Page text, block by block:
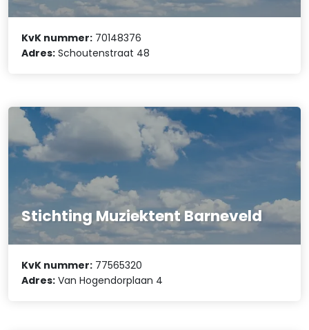
KvK nummer: 70148376
Adres: Schoutenstraat 48
Stichting Muziektent Barneveld
KvK nummer: 77565320
Adres: Van Hogendorplaan 4